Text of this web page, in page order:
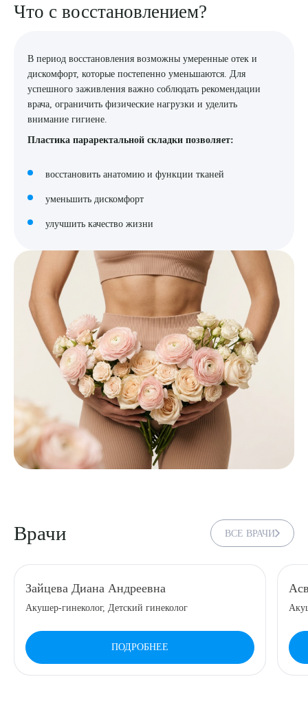
Что с восстановлением?
В период восстановления возможны умеренные отек и
дискомфорт, которые постепенно уменьшаются. Для
успешного заживления важно соблюдать рекомендации
врача, ограничить физические нагрузки и уделить
внимание гигиене.
Пластика параректальной складки позволяет:
восстановить анатомию и функции тканей
уменьшить дискомфорт
улучшить качество жизни
Врачи ВСЕ ВРАЧИ
Зайцева Диана Андреевна
Акушер-гинеколог, Детский гинеколог
ПОДРОБНЕЕ